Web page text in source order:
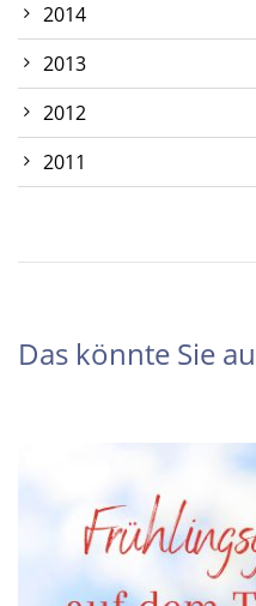
2014
2013
2012
2011
Das könnte Sie